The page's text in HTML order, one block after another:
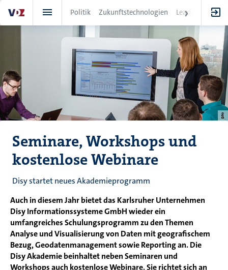
zum
Inhalt
Politik Zukunftstechnologien Leadership
Seminare, Workshops und
kostenlose Webinare
Disy startet neues Akademieprogramm
Auch in diesem Jahr bietet das Karlsruher Unternehmen
Disy Informationssysteme GmbH wieder ein
umfangreiches Schulungsprogramm zu den Themen
Analyse und Visualisierung von Daten mit geografischem
Bezug, Geodatenmanagement sowie Reporting an. Die
Disy Akademie beinhaltet neben Seminaren und
Workshops auch kostenlose Webinare. Sie richtet sich an